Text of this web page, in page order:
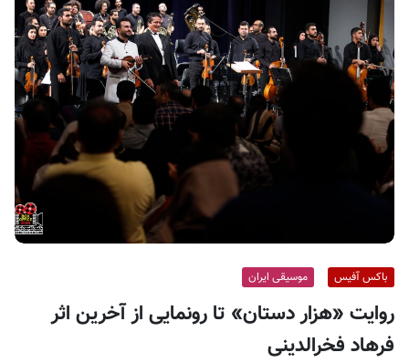
ف
ی
س
باکس آفیس موسیقی ایران
روایت «هزار دستان» تا رونمایی از آخرین اثر
فرهاد فخرالدینی